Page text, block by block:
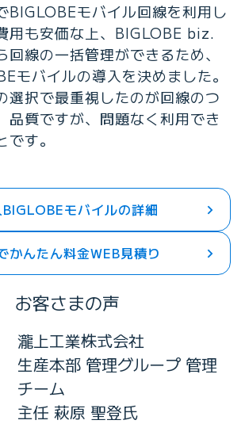
BIGLOBEモバイル回線を利用し
用も安価な上、BIGLOBE biz.
回線の一括管理ができるため、
モバイルの導入を決めました。
選択で最重視したのが回線のつ
品質ですが、問題なく利用でき
す。
モバイルの詳細
かんたん料金WEB見積り
お客さまの声
瀧上工業株式会社
生産本部 管理グループ 管理
チーム
主任 萩原 聖登氏